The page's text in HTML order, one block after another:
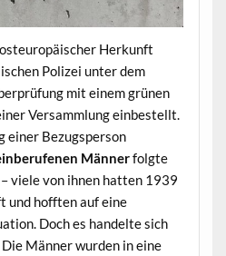
Herkunft
Polizei unter dem
mit einem grünen
Versammlung einbestellt.
einer Bezugsperson
Männerfolgte
viele von ihnen hatten 1939
und hofften auf eine
Doch es handelte sich
Männer wurden in eine